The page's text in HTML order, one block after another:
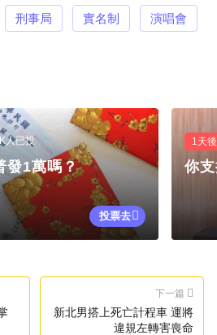
刑事局 實名制 演唱會
人已投
發1萬嗎？
投票去
1天
你
下一篇
新北男搭上死亡計程車 運將
違規左轉害喪命